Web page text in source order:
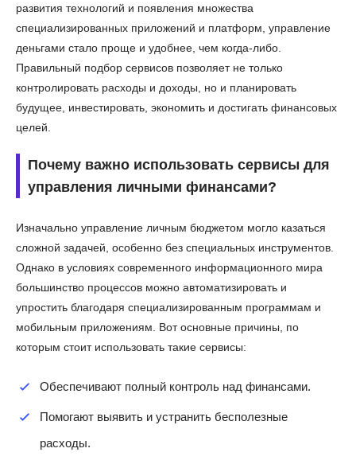
развития технологий и появления множества
специализированных приложений и платформ, управление
деньгами стало проще и удобнее, чем когда-либо.
Правильный подбор сервисов позволяет не только
контролировать расходы и доходы, но и планировать
будущее, инвестировать, экономить и достигать финансовых
целей.
Почему важно использовать сервисы для
управления личными финансами?
Изначально управление личным бюджетом могло казаться
сложной задачей, особенно без специальных инструментов.
Однако в условиях современного информационного мира
большинство процессов можно автоматизировать и
упростить благодаря специализированным программам и
мобильным приложениям. Вот основные причины, по
которым стоит использовать такие сервисы:
Обеспечивают полный контроль над финансами.
Помогают выявить и устранить бесполезные
расходы.